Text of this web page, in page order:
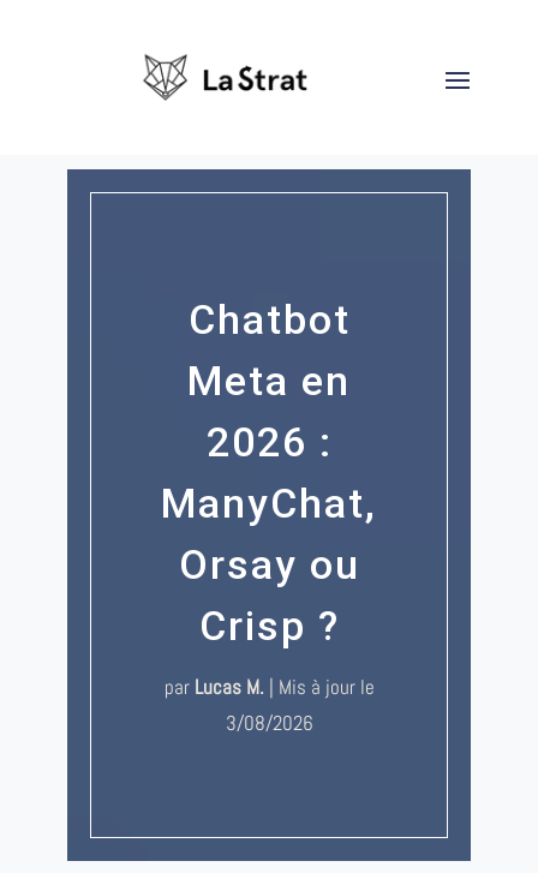
Chatbot
Meta en
2026 :
ManyChat,
Orsay ou
Crisp ?
par Lucas M.| Mis à jour le
3/08/2026